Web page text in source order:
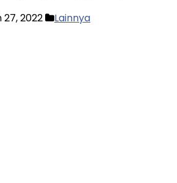
2022 Lainnya